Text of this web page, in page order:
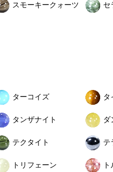
スモーキークォーツ セ
ターコイズ タ
タンザナイト ダ
テクタイト テ
トリフェーン